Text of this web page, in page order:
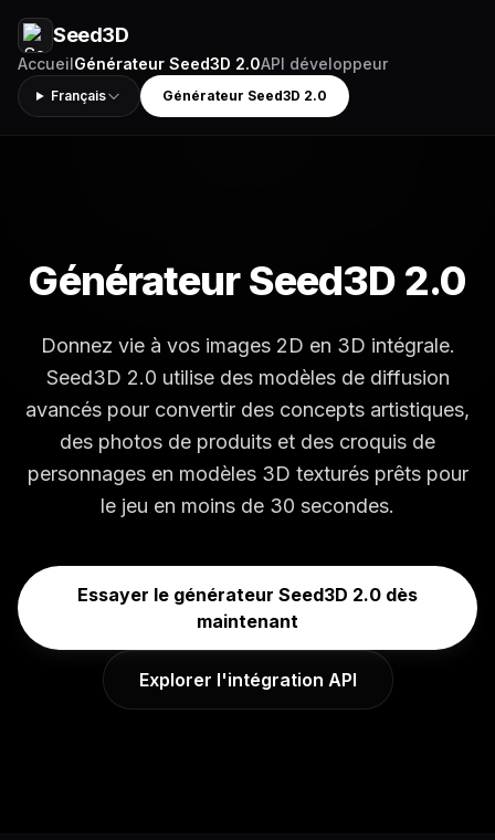
Seed3D
AccueilGénérateur Seed3D 2.0API développeur
Français Générateur Seed3D 2.0
Générateur Seed3D 2.0
Donnez vie à vos images 2D en 3D intégrale.
Seed3D 2.0 utilise des modèles de diffusion
avancés pour convertir des concepts artistiques,
des photos de produits et des croquis de
personnages en modèles 3D texturés prêts pour
le jeu en moins de 30 secondes.
Essayer le générateur Seed3D 2.0 dès
maintenant
Explorer l'intégration API